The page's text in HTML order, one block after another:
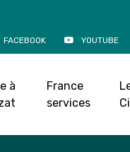
FACEBOOK YOUTUBE
à
France
services
Accueil